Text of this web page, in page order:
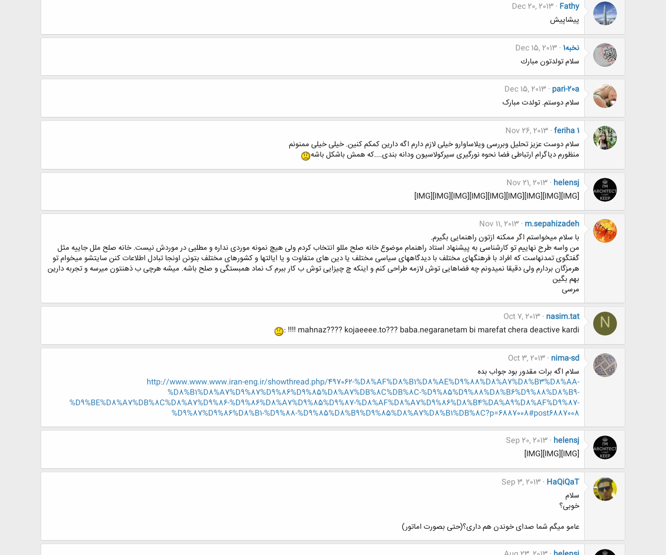
Fathy
Dec 20, 2013
پیشاپیش
نخبه1
Dec 15, 2013
سلام تولدتون مبارك
pari-20a
Dec 15, 2013
سلام دوستم. تولدت مبارک
feriha 1
Nov 26, 2013
سلام دوست عزیز تحلیل وبررسی ویلاساوارو خیلی لازم دارم اگه دارین کمکم کنین. خیلی خیلی ممنونم
منظورم دیاگرام ارتباطی فضا نحوه نورگیری سیرکولاسیون ودانه بندی....که همش باشکل باشه
helensj
Nov 21, 2013
[IMG][IMG][IMG][IMG][IMG][IMG][IMG][IMG][IMG]
m.sepahizadeh
Nov 11, 2013
با سلام میخواستم اگر ممکنه ازتون راهنمایی بگیرم.
من واسه طرح نهاییم تو کارشناسی به پیشنهاد استاد راهنمام موضوع خانه صلح مللو انتخاب کردم ولی هیچ نمونه موردی نداره و مطلبی در موردش نیست. خانه صلح ملل جاییه مثل
گفتگوی تمدنهاست که افراد با فرهنگهای مختلف با دیدگاههای سیاسی مختلف یا دین های متفاوت و یا ایالتها و کشورهای مختلف بتونن اونجا تبادل اطلاعات کنن سایتشو میخوام تو
هرمزگان بردارم ولی دقیقا نمیدونم چه فضاهایی توش لازمه طراحی کنم و اینکه چ چیزایی توش ب کار ببرم ک نماد همبستگی و صلح باشه. میشه هرچی ب ذهنتون میرسه و تجربه دارین
بهم بگین
مرسی
N
nasim.tat
Oct 7, 2013
mahnaz???? kojaeeee.to??? baba.negaranetam bi marefat chera deactive kardi !!!! :
nima-sd
Oct 3, 2013
سلام اگه برات مقدور بود جواب بده
http://www.www.www.iran-eng.ir/showthread.php/497062-%D8%AF%D8%B1%D8%AE%D9%88%D8%A7%D8%B3%D8%AA-
%D8%B1%D8%A7%D9%87%D9%86%D9%85%D8%A7%DB%8C%DB%8C-%D9%85%D9%88%D8%B6%D9%88%D8%B9-
%D9%BE%D8%A7%DB%8C%D8%A7%D9%86-%D9%86%D8%A7%D9%85%D9%87-%D8%AF%D8%A7%D9%86%D8%B4%DA%A9%D8%AF%D9%87-
%D9%87%D9%86%D8%B1-%D9%88-%D9%85%D8%B9%D9%85%D8%A7%D8%B1%DB%8C?p=6887008#post6887008
helensj
Sep 20, 2013
[IMG][IMG][IMG]
HaQiQaT
Sep 3, 2013
سلام
خوبی؟
عامو میگم شما صدای خوندن هم داری؟(حتی بصورت اماتور)